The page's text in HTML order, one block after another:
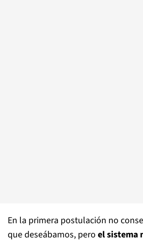
En la primera postulación no
que deseábamos, pero el sistema